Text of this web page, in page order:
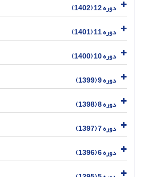
دوره 12 (1402)
دوره 11 (1401)
دوره 10 (1400)
دوره 9 (1399)
دوره 8 (1398)
دوره 7 (1397)
دوره 6 (1396)